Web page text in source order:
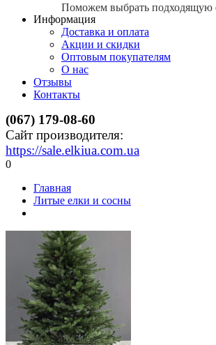
Поможем выбрать подходящую
Информация
Доставка и оплата
Акции и скидки
Оптовым покупателям
О нас
Отзывы
Контакты
(067) 179-08-60
Сайт производителя:
https://sale.elkiua.com.ua
0
Главная
Литые елки и сосны